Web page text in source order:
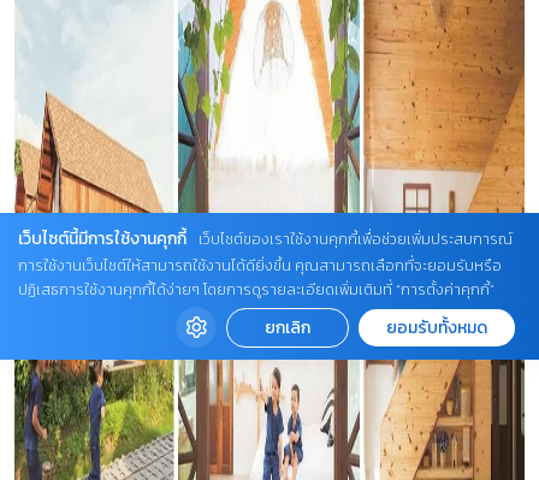
เว็บไซต์นี้มีการใช้งานคุกกี้
เว็บไซต์ของเราใช้งานคุกกี้เพื่อช่วยเพิ่มประสบการณ์
การใช้งานเว็บไซต์ให้สามารถใช้งานได้ดียิ่งขึ้น คุณสามารถเลือกที่จะยอมรับหรือ
ปฏิเสธการใช้งานคุกกี้ได้ง่ายๆ โดยการดูรายละเอียดเพิ่มเติมที่ “การตั้งค่าคุกกี้”
ยกเลิก ยอมรับทั้งหมด